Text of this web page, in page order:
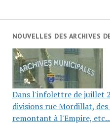
NOUVELLES DES ARCHIVES
Dans l'infolettre de juillet
divisions rue Mordillat,
remontant à l'Empire,